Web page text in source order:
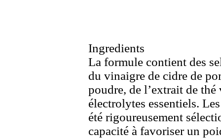
Ingredients
La formule contient des
du vinaigre de cidre de
poudre, de l’extrait de thé
électrolytes essentiels.
été rigoureusement
capacité à favoriser un